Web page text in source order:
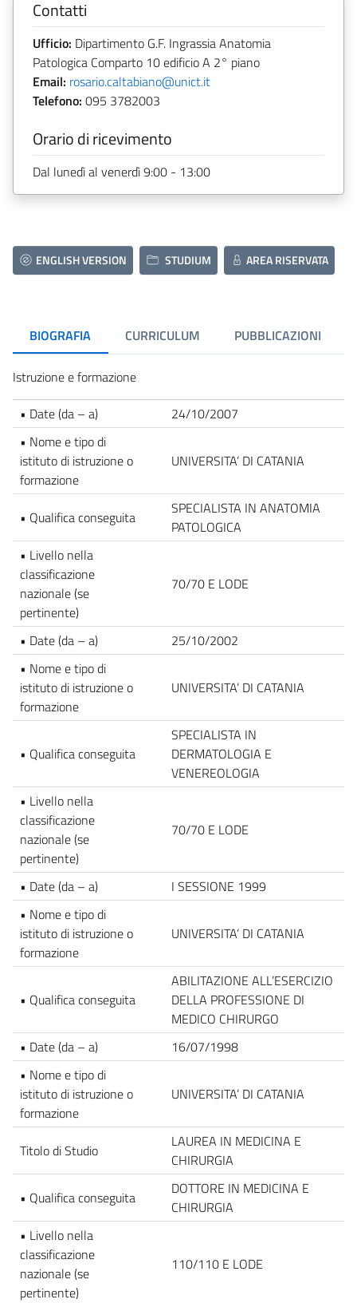
Contatti
Ufficio: Dipartimento G.F. Ingrassia Anatomia
Patologica Comparto 10 edificio A 2° piano
Email: rosario.caltabiano@unict.it
Telefono: 095 3782003
Orario di ricevimento
Dal lunedì al venerdì 9:00 - 13:00
ENGLISH VERSION STUDIUM AREA RISERVATA
BIOGRAFIA CURRICULUM PUBBLICAZIONI
Istruzione e formazione
• Date (da – a)
24/10/2007
• Nome e tipo di
istituto di istruzione o
formazione
UNIVERSITA’ DI CATANIA
• Qualifica conseguita
SPECIALISTA IN ANATOMIA
PATOLOGICA
• Livello nella
classificazione
nazionale (se
pertinente)
70/70 E LODE
• Date (da – a)
25/10/2002
• Nome e tipo di
istituto di istruzione o
formazione
UNIVERSITA’ DI CATANIA
• Qualifica conseguita
SPECIALISTA IN
DERMATOLOGIA E
VENEREOLOGIA
• Livello nella
classificazione
nazionale (se
pertinente)
70/70 E LODE
• Date (da – a)
I SESSIONE 1999
• Nome e tipo di
istituto di istruzione o
formazione
UNIVERSITA’ DI CATANIA
• Qualifica conseguita
ABILITAZIONE ALL’ESERCIZIO
DELLA PROFESSIONE DI
MEDICO CHIRURGO
• Date (da – a)
16/07/1998
• Nome e tipo di
istituto di istruzione o
formazione
UNIVERSITA’ DI CATANIA
Titolo di Studio
LAUREA IN MEDICINA E
CHIRURGIA
• Qualifica conseguita
DOTTORE IN MEDICINA E
CHIRURGIA
• Livello nella
classificazione
nazionale (se
pertinente)
110/110 E LODE